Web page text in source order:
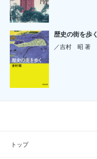
歴史の街を歩く
／吉村 昭 著
トップ